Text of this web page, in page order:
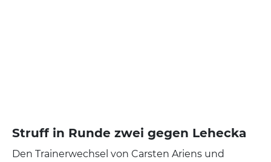
Struff in Runde zwei gegen Lehecka
Den Trainerwechsel von Carsten Ariens und